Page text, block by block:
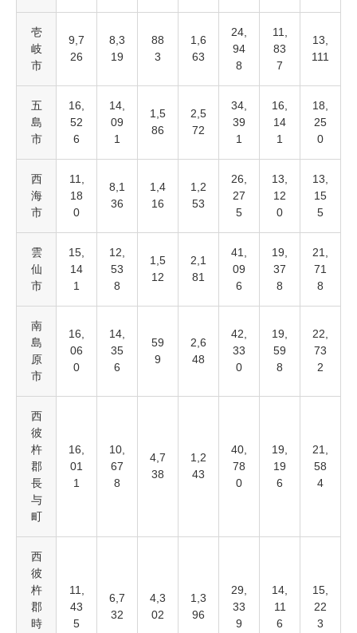
壱
岐
市
9,7
26
8,3
19
88
3
1,6
63
24,
94
8
11,
83
7
13,
111
五
島
市
16,
52
6
14,
09
1
1,5
86
2,5
72
34,
39
1
16,
14
1
18,
25
0
西
海
市
11,
18
0
8,1
36
1,4
16
1,2
53
26,
27
5
13,
12
0
13,
15
5
雲
仙
市
15,
14
1
12,
53
8
1,5
12
2,1
81
41,
09
6
19,
37
8
21,
71
8
南
島
原
市
16,
06
0
14,
35
6
59
9
2,6
48
42,
33
0
19,
59
8
22,
73
2
西
彼
杵
郡
長
与
町
16,
01
1
10,
67
8
4,7
38
1,2
43
40,
78
0
19,
19
6
21,
58
4
西
彼
杵
郡
時
11,
43
5
6,7
32
4,3
02
1,3
96
29,
33
9
14,
11
6
15,
22
3